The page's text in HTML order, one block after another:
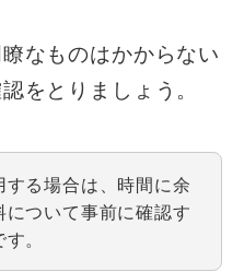
なものはかからない
をとりましょう。
る場合は、時間に余
ついて事前に確認す
。